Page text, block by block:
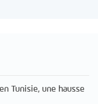
Tunisie, une hausse